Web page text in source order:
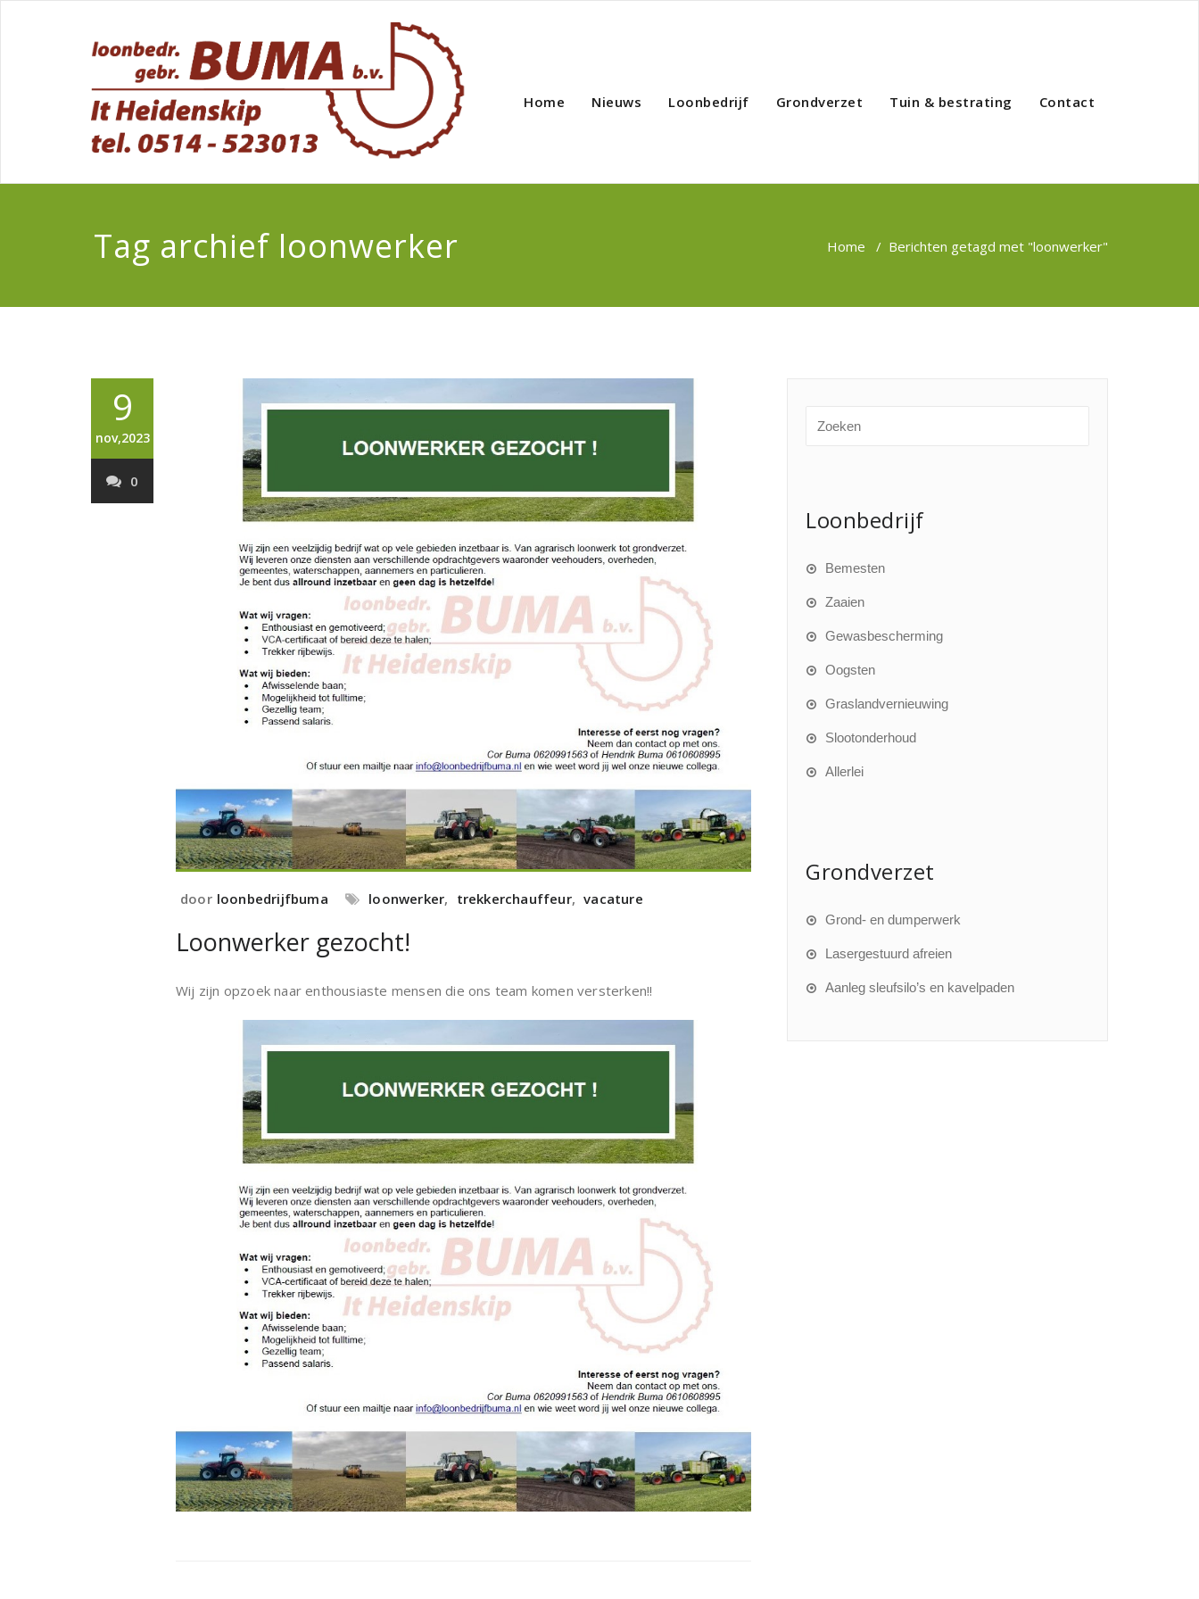
Home Nieuws Loonbedrijf Grondverzet Tuin & bestrating Contact
Tag archief loonwerker Home / Berichten getagd met "loonwerker"
9
nov,2023
0
door loonbedrijfbuma loonwerker, trekkerchauffeur, vacature
Loonwerker gezocht!
Wij zijn opzoek naar enthousiaste mensen die ons team komen versterken!!
Loonbedrijf
Bemesten
Zaaien
Gewasbescherming
Oogsten
Graslandvernieuwing
Slootonderhoud
Allerlei
Grondverzet
Grond- en dumperwerk
Lasergestuurd afreien
Aanleg sleufsilo’s en kavelpaden